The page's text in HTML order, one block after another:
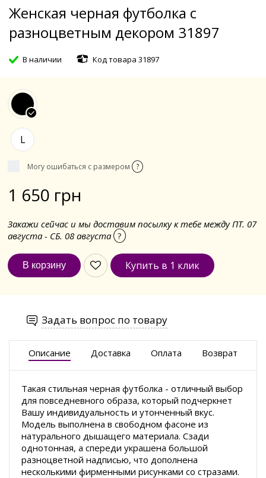
Женская черная футболка с
разноцветным декором 31897
В наличии Код товара 31897
L
Могу ошибаться с размером ?
1 650 грн
Закажи сейчас и мы доставим посылку к тебе между ПТ. 07
августа - СБ. 08 августа ?
Купить в 1 клик
Задать вопрос по товару
Описание Доставка Оплата Возврат
Такая стильная черная футболка - отличный выбор
для повседневного образа, который подчеркнет
Вашу индивидуальность и утонченный вкус.
Модель выполнена в свободном фасоне из
натурального дышащего материала. Сзади
однотонная, а спереди украшена большой
разноцветной надписью, что дополнена
несколькими фирменными рисунками со стразами.